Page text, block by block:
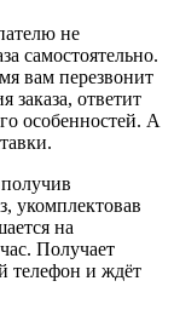
не
самостоятельно.
вам перезвонит
заказа, ответит
особенностей. А
укомплектовав
на
Получает
телефон и ждёт